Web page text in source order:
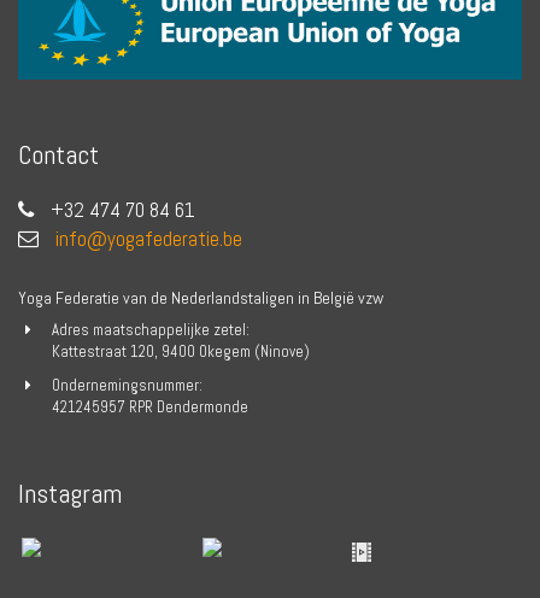
Contact
+32 474 70 84 61
info@yogafederatie.be
Yoga Federatie van de Nederlandstaligen in België vzw
Adres maatschappelijke zetel:
Kattestraat 120, 9400 Okegem (Ninove)
Ondernemingsnummer:
421245957 RPR Dendermonde
Instagram